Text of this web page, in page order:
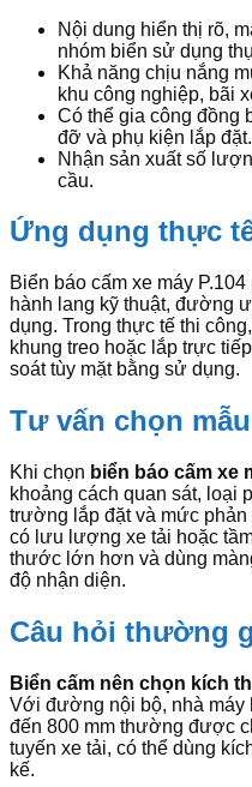
Nội dung hiển thị rõ,
nhóm biển sử dụng
Khả năng chịu nắng
khu công nghiệp, bãi
Có thể gia công đồng
đỡ và phụ kiện lắp đặt.
Nhận sản xuất số
cầu.
Ứng dụng thực
Biển báo cấm xe máy
hành lang kỹ thuật, đường
dụng. Trong thực tế thi
khung treo hoặc lắp trực
soát tùy mặt bằng sử dụng.
Tư vấn chọn
Khi chọn biển báo cấm xe
khoảng cách quan sát, loại
trường lắp đặt và mức
có lưu lượng xe tải hoặc
thước lớn hơn và dùng
độ nhận diện.
Câu hỏi thường
Biển cấm nên chọn kích
Với đường nội bộ, nhà máy
đến 800 mm thường được
tuyến xe tải, có thể dùng
kế.